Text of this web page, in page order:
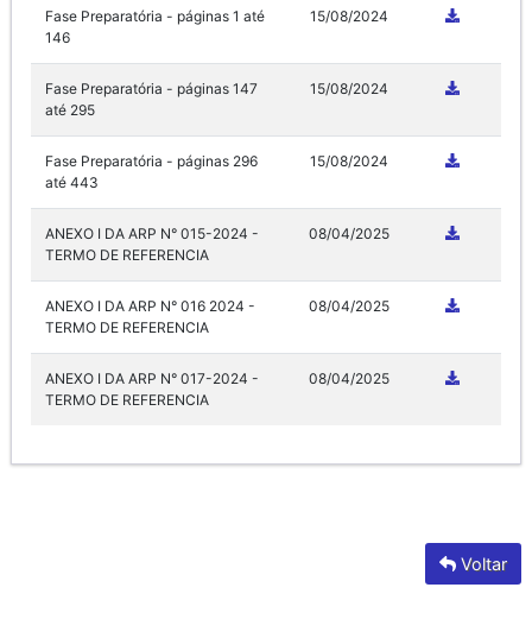
Fase Preparatória - páginas 1 até
146
15/08/2024
Fase Preparatória - páginas 147
até 295
15/08/2024
Fase Preparatória - páginas 296
até 443
15/08/2024
ANEXO I DA ARP N° 015-2024 -
TERMO DE REFERENCIA
08/04/2025
ANEXO I DA ARP N° 016 2024 -
TERMO DE REFERENCIA
08/04/2025
ANEXO I DA ARP N° 017-2024 -
TERMO DE REFERENCIA
08/04/2025
Voltar